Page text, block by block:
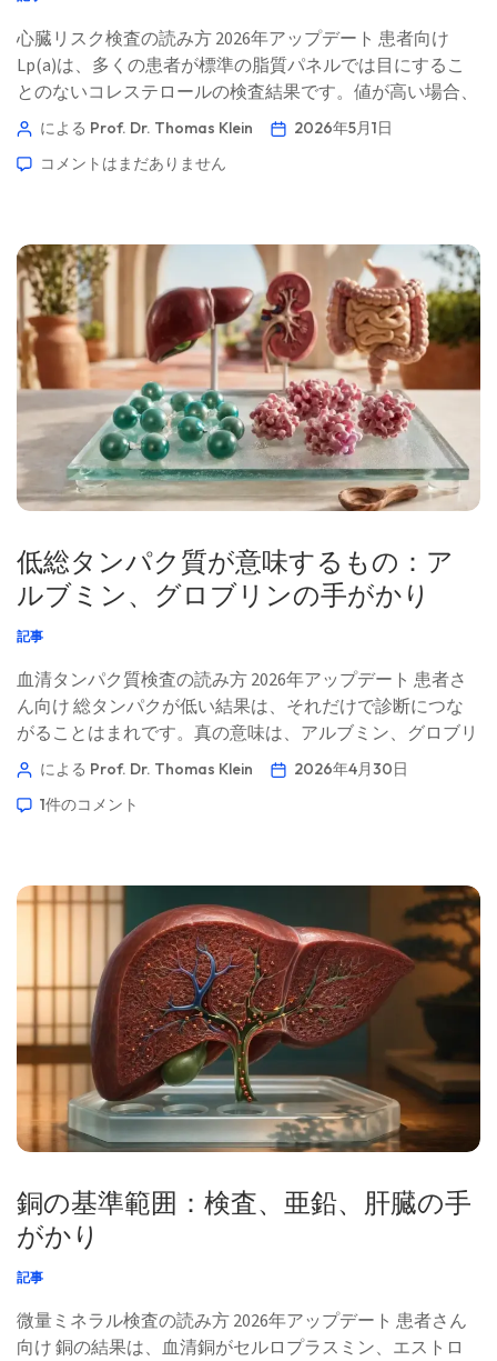
心臓リスク検査の読み方 2026年アップデート 患者向け
Lp(a)は、多くの患者が標準の脂質パネルでは目にするこ
とのないコレステロールの検査結果です。値が高い場合、
その背景は食事というより遺伝であることが多いです。
医学的監修：2026年5月1日 ✅ エビデンスに基づく 本ガイ
作成されました。Prof. Dr. Hans Weberの寄稿およびSarah
Mitchell, MD, PhDによる医学的レビューを含みます。筆頭
著者 Thomas Klein, MD 最高医療責任者、Kantesti AI
Thomas Kleinは、認定臨床血液内科医であり内科医です。
[…]
による Prof. Dr. Thomas Klein
2026年5月1日
コメントはまだありません
低総タンパク質が意味するもの：ア
ルブミン、グロブリンの手がかり
記事
血清タンパク質検査の読み方 2026年アップデート 患者さ
ん向け 総タンパクが低い結果は、それだけで診断につな
がることはまれです。真の意味は、アルブミン、グロブリ
ン、A/G比、尿中タンパク、肝臓マーカー、炎症マーカ
📅 2026年4月30日 📝 公開日：2026年4月30日 🩺 医学的監
協力のもと、Thomas Klein, MD（医師）によるリーダーシ
ップで作成されました。Prof. Dr. Hans Weberの寄稿および
Sarah Mitchell, MD, PhD（医師）による医学的レビューを
含みます。筆頭著者 Thomas Klein, MD Kantesti AI 最高医
療責任者 Dr. Thomas Kleinは […]
による Prof. Dr. Thomas Klein
2026年4月30日
1件のコメント
銅の基準範囲：検査、亜鉛、肝臓の手
がかり
記事
微量ミネラル検査の読み方 2026年アップデート 患者さん
向け 銅の結果は、血清銅がセルロプラスミン、エストロ